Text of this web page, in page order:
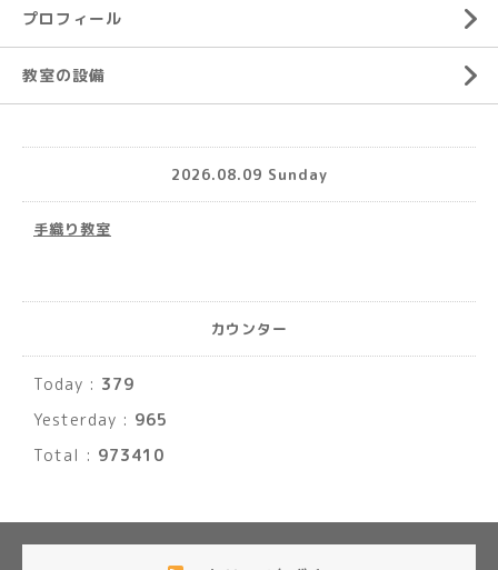
プロフィール
教室の設備
2026.08.09 Sunday
手織り教室
カウンター
Today : 379
Yesterday : 965
Total : 973410